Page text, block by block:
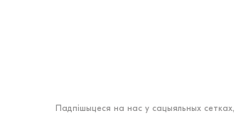
Падпішыцеся на нас у сацыяльных